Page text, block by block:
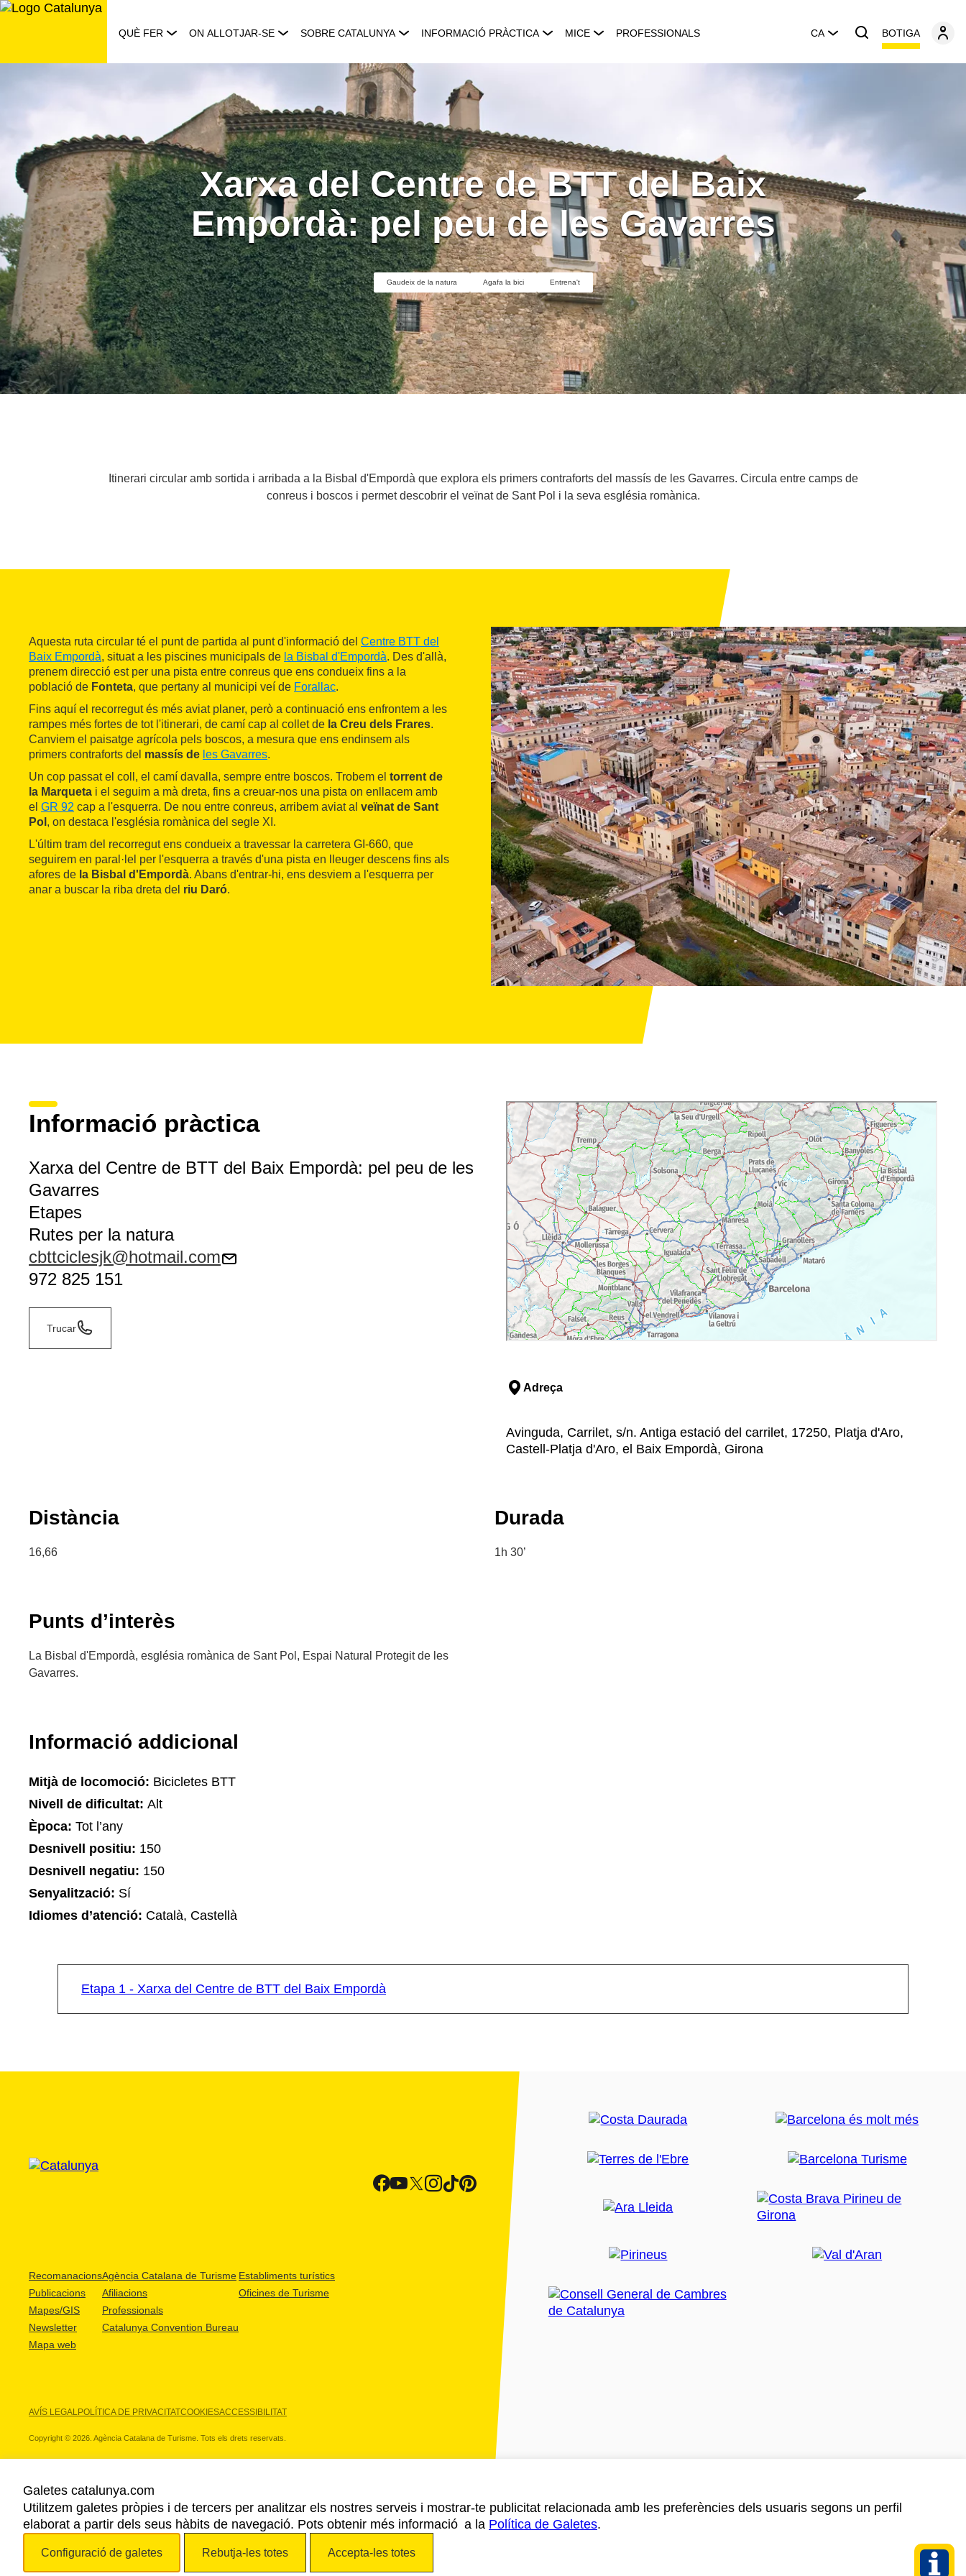
Saltar
QUÈ FER ON ALLOTJAR-SE SOBRE CATALUNYA INFORMACIÓ PRÀCTICA MICE PROFESSIONALS CA BOTIGA
Xarxa del Centre de BTT del Baix
Empordà: pel peu de les Gavarres
Gaudeix de la natura Agafa la bici Entrena't
Itinerari circular amb sortida i arribada a la Bisbal d'Empordà que explora els primers contraforts del massís de les Gavarres. Circula entre camps de
conreus i boscos i permet descobrir el veïnat de Sant Pol i la seva església romànica.
Aquesta ruta circular té el punt de partida al punt d'informació del Centre BTT del
Baix Empordà, situat a les piscines municipals de la Bisbal d'Empordà. Des d'allà,
prenem direcció est per una pista entre conreus que ens condueix fins a la
població de Fonteta, que pertany al municipi veí de Forallac.
Fins aquí el recorregut és més aviat planer, però a continuació ens enfrontem a les
rampes més fortes de tot l'itinerari, de camí cap al collet de la Creu dels Frares.
Canviem el paisatge agrícola pels boscos, a mesura que ens endinsem als
primers contraforts del massís de les Gavarres.
Un cop passat el coll, el camí davalla, sempre entre boscos. Trobem el torrent de
la Marqueta i el seguim a mà dreta, fins a creuar-nos una pista on enllacem amb
el GR 92 cap a l'esquerra. De nou entre conreus, arribem aviat al veïnat de Sant
Pol , on destaca l'església romànica del segle XI.
L'últim tram del recorregut ens condueix a travessar la carretera GI-660, que
seguirem en paral·lel per l'esquerra a través d'una pista en lleuger descens fins als
afores de la Bisbal d'Empordà. Abans d'entrar-hi, ens desviem a l'esquerra per
anar a buscar la riba dreta del riu Daró.
Informació pràctica
Xarxa del Centre de BTT del Baix Empordà: pel peu de les
Gavarres
Etapes
Rutes per la natura
cbttciclesjk@hotmail.com
972 825 151
Trucar
Adreça
Avinguda, Carrilet, s/n. Antiga estació del carrilet, 17250, Platja d'Aro,
Castell-Platja d'Aro, el Baix Empordà, Girona
Distància
16,66
Durada
1h 30’
Punts d’interès
La Bisbal d'Empordà, església romànica de Sant Pol, Espai Natural Protegit de les
Gavarres.
Informació addicional
Mitjà de locomoció: Bicicletes BTT
Nivell de dificultat: Alt
Època: Tot l’any
Desnivell positiu: 150
Desnivell negatiu: 150
Senyalització: Sí
Idiomes d’atenció: Català, Castellà
Etapa 1 - Xarxa del Centre de BTT del Baix Empordà
Recomanacions
Publicacions
Mapes/GIS
Newsletter
Mapa web
Agència Catalana de Turisme
Afiliacions
Professionals
Catalunya Convention Bureau
Establiments turístics
Oficines de Turisme
AVÍS LEGALPOLÍTICA DE PRIVACITATCOOKIESACCESSIBILITAT
Copyright © 2026. Agència Catalana de Turisme. Tots els drets reservats.
ELS NOSTRES PARTNERS
Galetes catalunya.com
Utilitzem galetes pròpies i de tercers per analitzar els nostres serveis i mostrar-te publicitat relacionada amb les preferències dels usuaris segons un perfil
elaborat a partir dels seus hàbits de navegació. Pots obtenir més informació a la Política de Galetes.
Configuració de galetes Rebutja-les totes Accepta-les totes